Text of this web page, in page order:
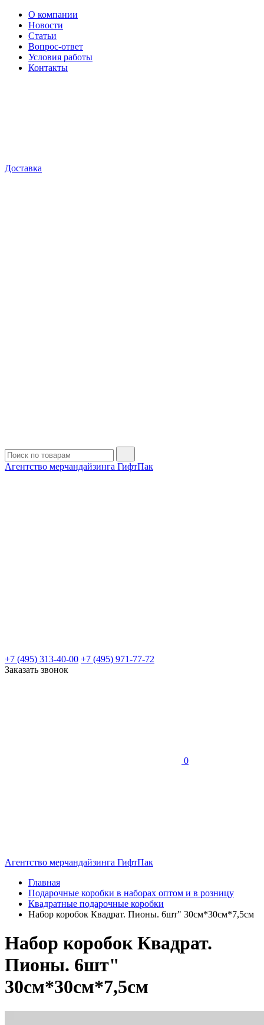
О компании
Новости
Статьи
Вопрос-ответ
Условия работы
Контакты
Доставка
Агентство мерчандайзинга ГифтПак
+7 (495) 313-40-00 +7 (495) 971-77-72
Заказать звонок
0
Агентство мерчандайзинга ГифтПак
Главная
Подарочные коробки в наборах оптом и в розницу
Квадратные подарочные коробки
Набор коробок Квадрат. Пионы. 6шт" 30см*30см*7,5см
Набор коробок Квадрат.
Пионы. 6шт"
30см*30см*7,5см